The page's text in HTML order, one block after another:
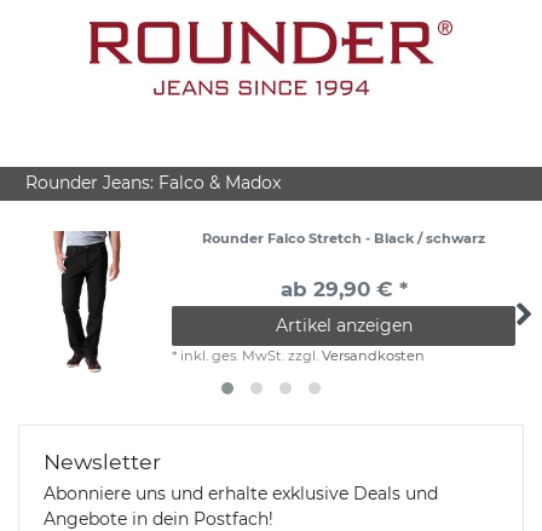
Rounder Jeans: Falco & Madox
Rounder Falco Stretch - Black / schwarz
ab 29,90 € *
Artikel anzeigen
* inkl. ges. MwSt. zzgl.Versandkosten
Newsletter
Abonniere uns und erhalte exklusive Deals und
Angebote in dein Postfach!